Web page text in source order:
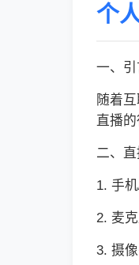
个
一、引
随着
直播
二、
1. 手
2. 麦
3. 摄